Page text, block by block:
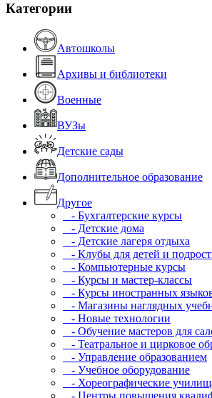
Категории
Автошколы
Архивы и библиотеки
Военные
ВУЗы
Детские сады
Дополнительное образование
Другое
- Бухгалтерские курсы
- Детские дома
- Детские лагеря отдыха
- Клубы для детей и
- Компьютерные курсы
- Курсы и мастер-классы
- Курсы иностранных
- Магазины наглядных
- Новые технологии
- Обучение мастеров для
- Театральное и цирковое
- Управление образованием
- Учебное оборудование
- Хореографические